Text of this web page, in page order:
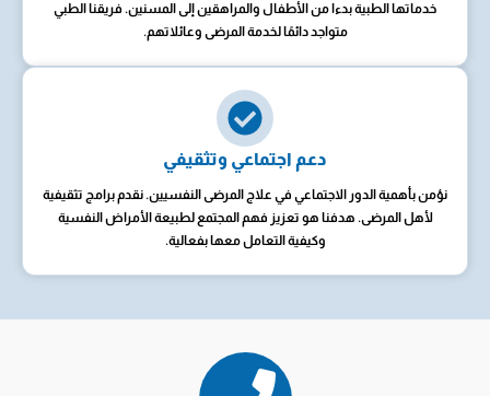
خدماتها الطبية بدءا من الأطفال والمراهقين إلى المسنين. فريقنا الطبي
متواجد دائمًا لخدمة المرضى وعائلاتهم.
دعم اجتماعي وتثقيفي
نؤمن بأهمية الدور الاجتماعي في علاج المرضى النفسيين. نقدم برامج تثقيفية
لأهل المرضى. هدفنا هو تعزيز فهم المجتمع لطبيعة الأمراض النفسية
وكيفية التعامل معها بفعالية.